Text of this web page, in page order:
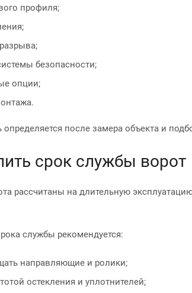
профиля;
безопасности;
опции;
определяется после замера объекта и
срок службы ворот
рассчитаны на длительную
службы рекомендуется:
направляющие и ролики;
остекления и уплотнителей;